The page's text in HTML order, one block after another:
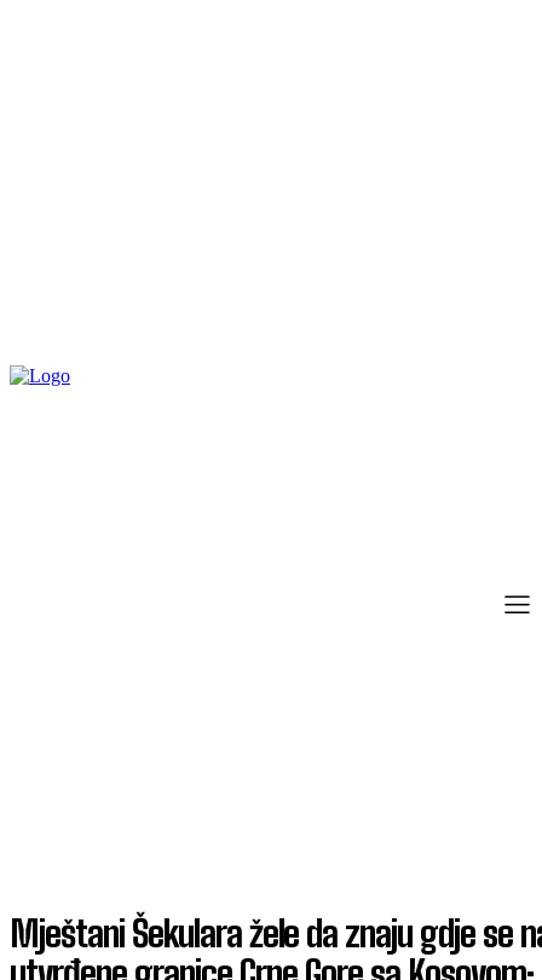
Mještani Šekulara žele da znaju gdje se